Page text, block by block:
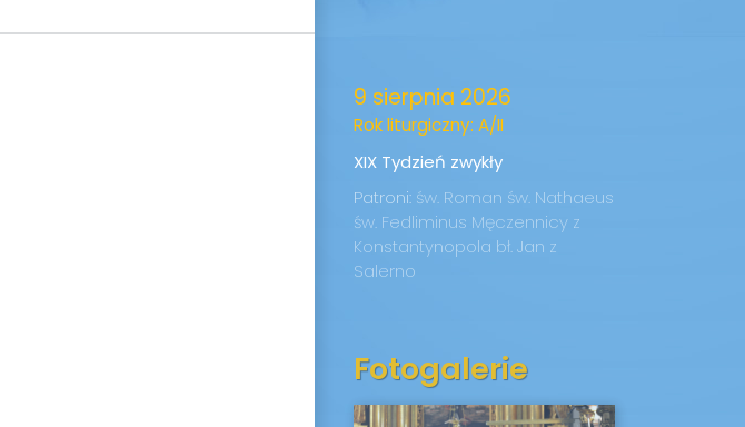
9 sierpnia 2026
Rok liturgiczny: A/II
XIX Tydzień zwykły
Patroni: św. Roman św. Nathaeus
św. Fedliminus Męczennicy z
Konstantynopola bł. Jan z
Salerno
Fotogalerie